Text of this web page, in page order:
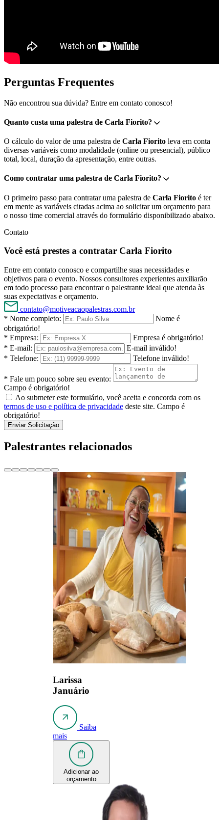
Perguntas Frequentes
Não encontrou sua dúvida? Entre em contato conosco!
Quanto custa uma palestra de Carla Fiorito?
O cálculo do valor de uma palestra de Carla Fiorito leva em conta
diversas variáveis como modalidade (online ou presencial), público
total, local, duração da apresentação, entre outras.
Como contratar uma palestra de Carla Fiorito?
O primeiro passo para contratar uma palestra de Carla Fiorito é ter
em mente as variáveis citadas acima ao solicitar um orçamento para
o nosso time comercial através do formulário disponibilizado abaixo.
Contato
Você está prestes a contratar Carla Fiorito
Entre em contato conosco e compartilhe suas necessidades e
objetivos para o evento. Nossos consultores experientes auxiliarão
em todo processo para encontrar o palestrante ideal que atenda às
suas expectativas e orçamento.
contato@motiveacaopalestras.com.br
* Nome completo:
Nome é
obrigatório!
* Empresa:
Empresa é obrigatório!
* E-mail:
E-mail inválido!
* Telefone:
Telefone inválido!
* Fale um pouco sobre seu evento:
Campo é obrigatório!
Ao submeter este formulário, você aceita e concorda com os
termos de uso e política de privacidade deste site. Campo é
obrigatório!
Enviar Solicitação
Palestrantes relacionados
Larissa
Januário
Saiba
mais
Adicionar ao
orçamento